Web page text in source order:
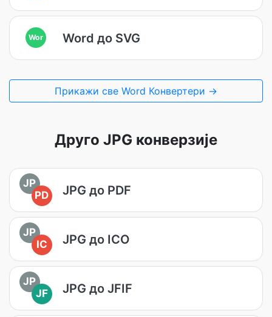
Wor Word до SVG
Прикажи све Word Конвертери →
Друго JPG конверзије
JP
PD
JPG до PDF
JP
IC
JPG до ICO
JP
JF
JPG до JFIF